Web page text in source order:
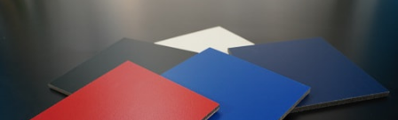
PVC Schaum
Zubehör